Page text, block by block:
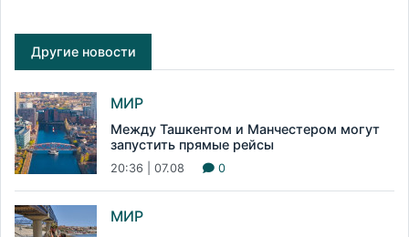
Другие новости
МИР
Между Ташкентом и Манчестером могут
запустить прямые рейсы
20:36 | 07.08 0
МИР